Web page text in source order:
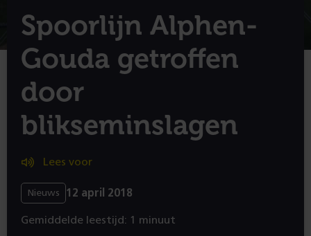
Spoorlijn Alphen-
Gouda getroffen
door
blikseminslagen
Lees voor
Nieuws 12 april 2018
Gemiddelde leestijd: 1 minuut